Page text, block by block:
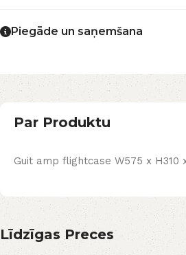
Piegāde un saņemšana
Par Produktu
Guit amp flightcase W575 x H310
Līdzīgas Preces